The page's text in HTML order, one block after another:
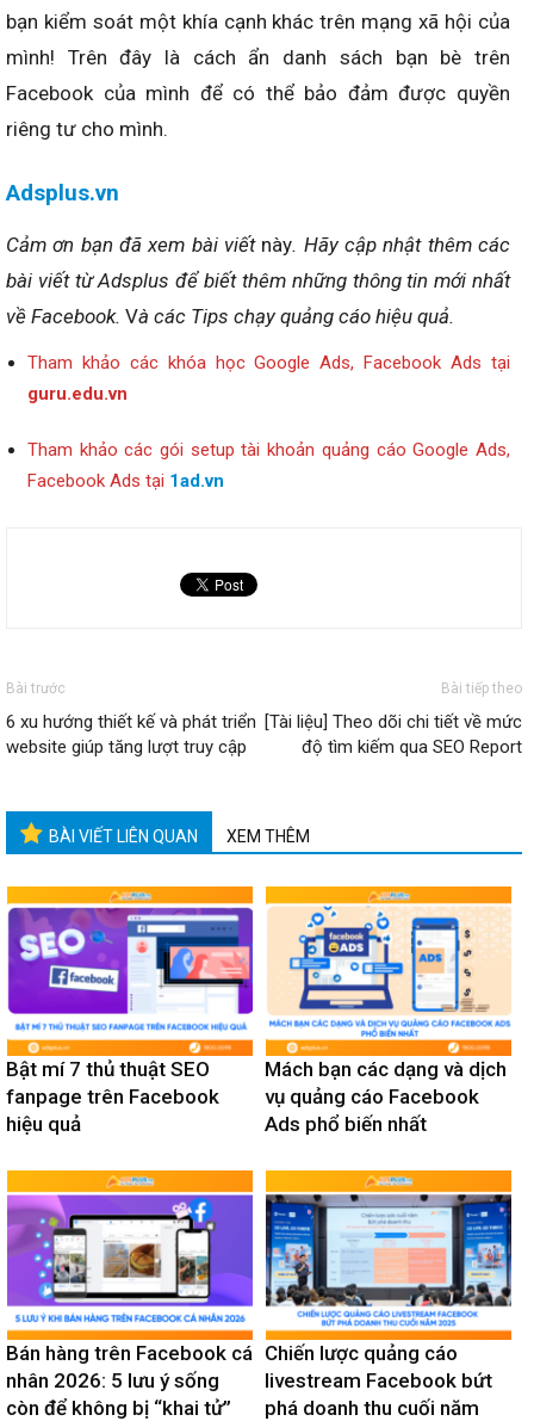
bạn kiểm soát một khía cạnh khác trên mạng xã hội của
mình! Trên đây là cách ẩn danh sách bạn bè trên
Facebook của mình để có thể bảo đảm được quyền
riêng tư cho mình.
Adsplus.vn
Cảm ơn bạn đã xem bài viết này. Hãy cập nhật thêm các
bài viết từ Adsplus để biết thêm những thông tin mới nhất
về Facebook. Và các Tips chạy quảng cáo hiệu quả.
Tham khảo các khóa học Google Ads, Facebook Ads tại
guru.edu.vn
Tham khảo các gói setup tài khoản quảng cáo Google Ads,
Facebook Ads tại 1ad.vn
Bài trước
6 xu hướng thiết kế và phát triển
website giúp tăng lượt truy cập
Bài tiếp theo
[Tài liệu] Theo dõi chi tiết về mức
độ tìm kiếm qua SEO Report
BÀI VIẾT LIÊN QUAN XEM THÊM
Bật mí 7 thủ thuật SEO
fanpage trên Facebook
hiệu quả
Mách bạn các dạng và dịch
vụ quảng cáo Facebook
Ads phổ biến nhất
Bán hàng trên Facebook cá
nhân 2026: 5 lưu ý sống
còn để không bị “khai tử”
Chiến lược quảng cáo
livestream Facebook bứt
phá doanh thu cuối năm